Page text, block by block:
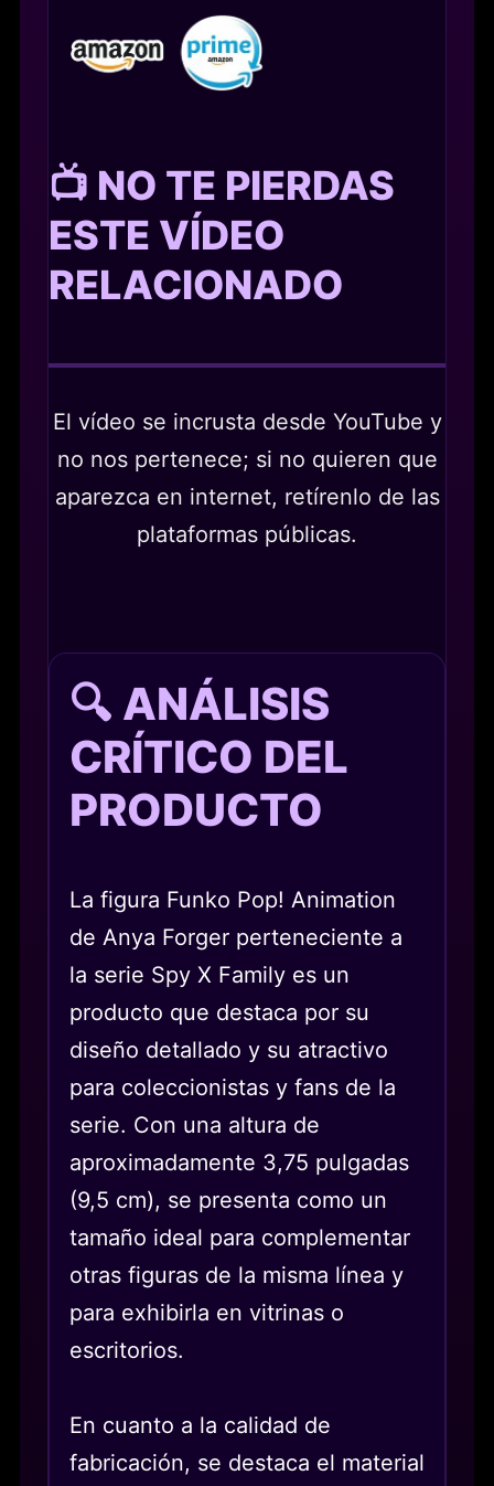
📺 NO TE PIERDAS
ESTE VÍDEO
RELACIONADO
El vídeo se incrusta desde YouTube y
no nos pertenece; si no quieren que
aparezca en internet, retírenlo de las
plataformas públicas.
🔍 ANÁLISIS
CRÍTICO DEL
PRODUCTO
La figura Funko Pop! Animation
de Anya Forger perteneciente a
la serie Spy X Family es un
producto que destaca por su
diseño detallado y su atractivo
para coleccionistas y fans de la
serie. Con una altura de
aproximadamente 3,75 pulgadas
(9,5 cm), se presenta como un
tamaño ideal para complementar
otras figuras de la misma línea y
para exhibirla en vitrinas o
escritorios.
En cuanto a la calidad de
fabricación, se destaca el material